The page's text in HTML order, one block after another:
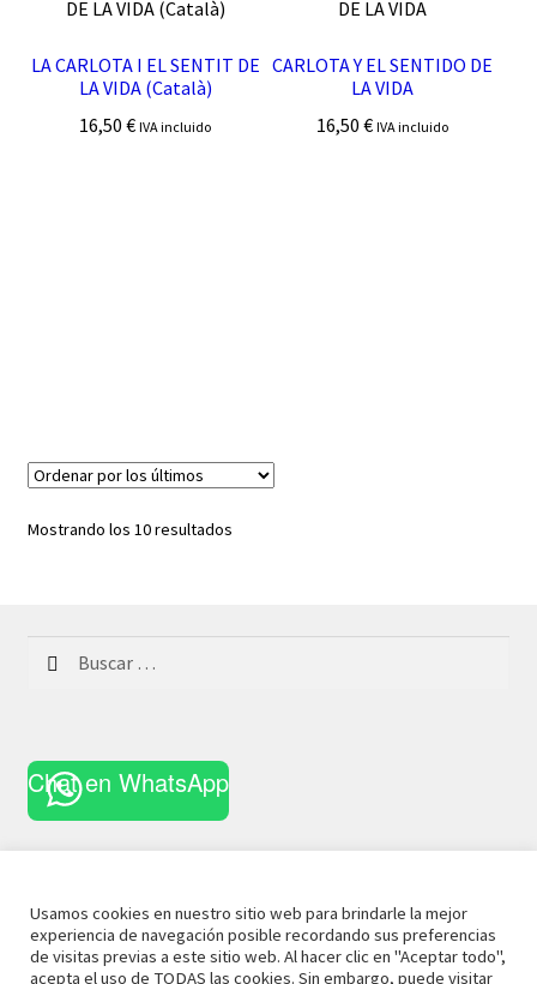
LA CARLOTA I EL SENTIT DE
LA VIDA (Català)
16,50€ IVA incluido
CARLOTA Y EL SENTIDO DE
LA VIDA
16,50 € IVA incluido
Mostrando los 10 resultadosOrdenado
Chat en WhatsApp
© 2021 La Casa CuriosaAviso Legal
Términos y
Usamos cookies en nuestro sitio web para brindarle la mejor
experiencia de navegación posible recordando sus preferencias
de visitas previas a este sitio web. Al hacer clic en "Aceptar todo",
acepta el uso de TODAS las cookies. Sin embargo, puede visitar